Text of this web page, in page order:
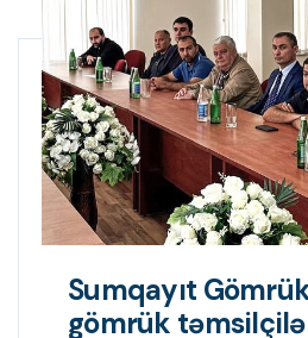
Sumqayıt
gömrük